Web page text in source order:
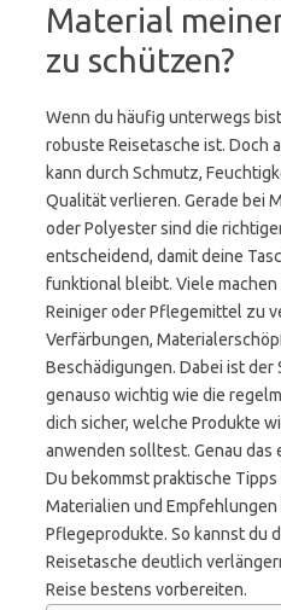
Material
zu schützen?
Wenn du häufig unterwegs
robuste Reisetasche ist. Doch
kann durch Schmutz,
Qualität verlieren. Gerade bei
oder Polyester sind die
entscheidend, damit deine
funktional bleibt. Viele
Reiniger oder Pflegemittel zu
Verfärbungen,
Beschädigungen. Dabei ist
genauso wichtig wie die
dich sicher, welche Produkte
anwenden solltest. Genau das
Du bekommst praktische
Materialien und
Pflegeprodukte. So kannst du
Reisetasche deutlich
Reise bestens vorbereiten.